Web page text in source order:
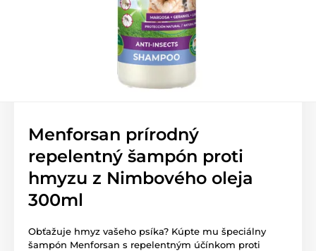
Menforsan prírodný
repelentný šampón proti
hmyzu z Nimbového oleja
300ml
Obťažuje hmyz vašeho psíka? Kúpte mu špeciálny
šampón Menforsan s repelentným účínkom proti